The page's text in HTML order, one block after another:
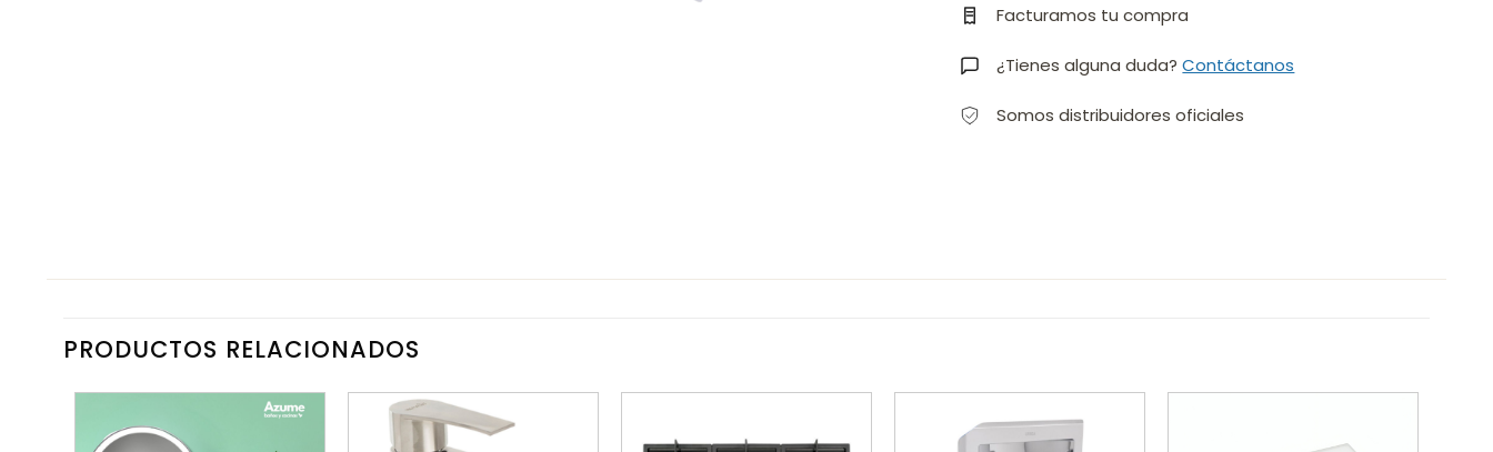
Facturamos tu compra
¿Tienes alguna duda?Contáctanos
Somos distribuidores oficiales
PRODUCTOS RELACIONADOS